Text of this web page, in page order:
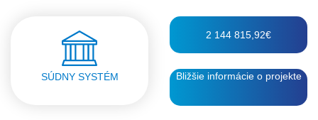
SÚDNY SYSTÉM
2 144 815,92€
Bližšie informácie o projekte